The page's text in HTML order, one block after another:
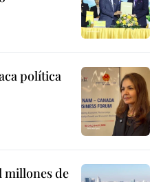
política
millones de